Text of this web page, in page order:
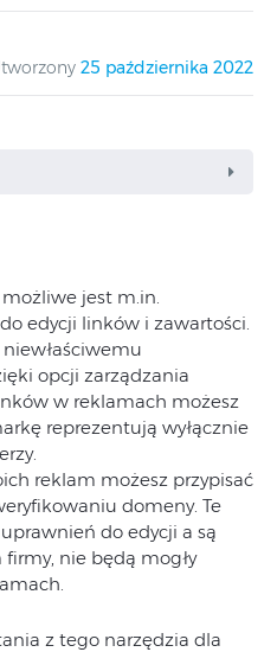
25 października 2022
jest m.in.
edycji linków i zawartości.
opcji zarządzania
w reklamach możesz
reprezentują wyłącznie
reklam możesz przypisać
domeny. Te
do edycji a są
nie będą mogły
z tego narzędzia dla